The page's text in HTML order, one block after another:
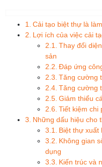
Cải tạo biệt thự là
Lợi ích của việc cải
Thay đổi
sản
Đáp ứng
Tăng cường
Tăng cường
Giảm thiểu
Tiết kiệm chi
Những dấu hiệu cho
Biệt thự xuất
Không gian
dụng
Kiến trúc và